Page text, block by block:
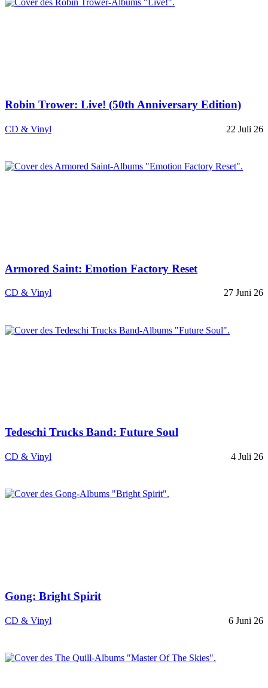
Robin Trower: Live! (50th Anniversary Edition)
CD & Vinyl 22 Juli 26
Armored Saint: Emotion Factory Reset
CD & Vinyl 27 Juni 26
Tedeschi Trucks Band: Future Soul
CD & Vinyl 4 Juli 26
Gong: Bright Spirit
CD & Vinyl 6 Juni 26